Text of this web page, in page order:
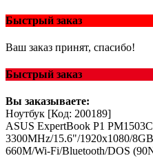
Быстрый заказ
Ваш заказ принят, спасибо!
Быстрый заказ
Вы заказываете:
Ноутбук [Код: 200189]
ASUS ExpertBook P1
3300MHz/15.6"/1920x1080/
660M/Wi-Fi/Bluetooth/DOS